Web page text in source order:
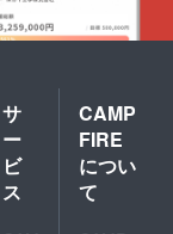
サ
ー
ビ
ス
CAMP
FIRE
につい
て